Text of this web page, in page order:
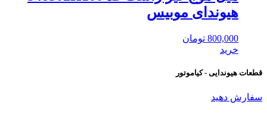
هیوندای موبیس
800,000 تومان
خرید
قطعات هیوندایی - کیاموتور
سفارش دهید